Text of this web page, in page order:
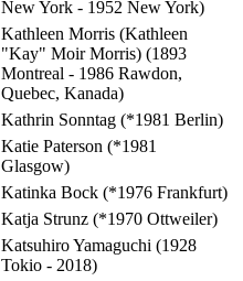
New York - 1952 New York)
Kathleen Morris (Kathleen
"Kay" Moir Morris) (1893
Montreal - 1986 Rawdon,
Quebec, Kanada)
Kathrin Sonntag (*1981 Berlin)
Katie Paterson (*1981
Glasgow)
Katinka Bock (*1976 Frankfurt)
Katja Strunz (*1970 Ottweiler)
Katsuhiro Yamaguchi (1928
Tokio - 2018)